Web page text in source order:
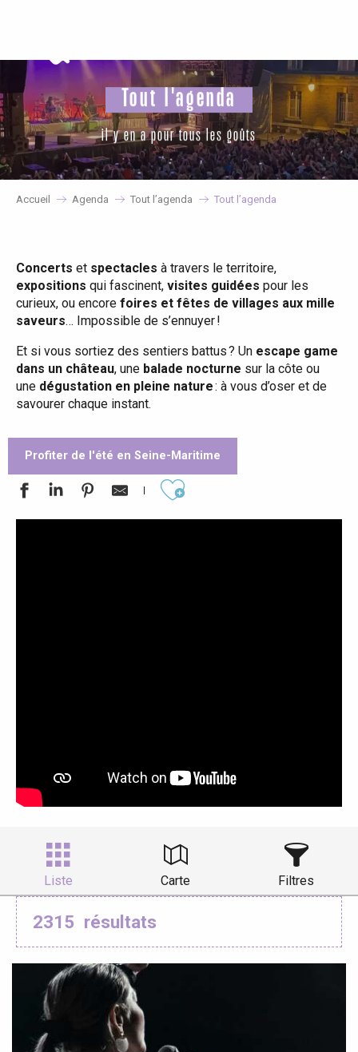
principal
Tout l'agenda
il y en a pour tous les goûts
Accueil Agenda Tout l’agenda Tout l’agenda
Concerts et spectacles à travers le territoire,
expositions qui fascinent, visites guidées pour les
curieux, ou encore foires et fêtes de villages aux mille
saveurs… Impossible de s’ennuyer !
Et si vous sortiez des sentiers battus ? Un escape game
dans un château, une balade nocturne sur la côte ou
une dégustation en pleine nature: à vous d’oser et de
savourer chaque instant.
Profiter de l'été en Seine-Maritime
Ajouter aux favoris
Liste Carte Filtres
2315 résultats